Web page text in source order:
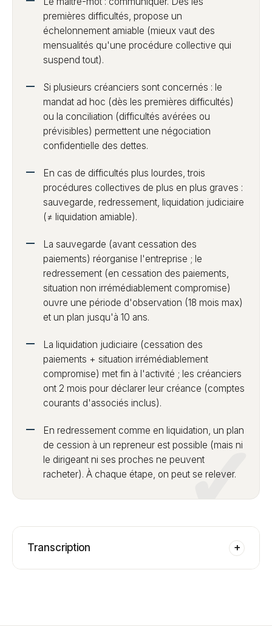
premières difficultés, propose un
échelonnement amiable (mieux vaut des
mensualités qu'une procédure collective qui
suspend tout).
Si plusieurs créanciers sont concernés : le
mandat ad hoc (dès les premières difficultés)
ou la conciliation (difficultés avérées ou
prévisibles) permettent une négociation
confidentielle des dettes.
En cas de difficultés plus lourdes, trois
procédures collectives de plus en plus graves :
sauvegarde, redressement, liquidation judiciaire
(≠ liquidation amiable).
La sauvegarde (avant cessation des
paiements) réorganise l'entreprise ; le
redressement (en cessation des paiements,
situation non irrémédiablement compromise)
ouvre une période d'observation (18 mois max)
et un plan jusqu'à 10 ans.
La liquidation judiciaire (cessation des
paiements + situation irrémédiablement
compromise) met fin à l'activité ; les créanciers
ont 2 mois pour déclarer leur créance (comptes
courants d'associés inclus).
En redressement comme en liquidation, un plan
de cession à un repreneur est possible (mais ni
le dirigeant ni ses proches ne peuvent
racheter). À chaque étape, on peut se relever.
Transcription +